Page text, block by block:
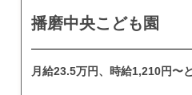
播磨中央こども園
月給23.5万円、時給1,210円〜